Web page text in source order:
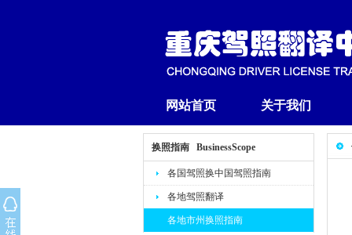
网站首页 关于我们
换照指南 BusinessScope
各国驾照换中国驾照指南
各地驾照翻译
各地市州换照指南